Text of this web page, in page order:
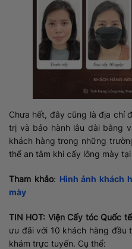
Chưa hết, đây cũng là địa chỉ
trị và bảo hành lâu dài bằng
khách hàng trong những
thể an tâm khi cấy lông mày
Tham khảo: Hình ảnh khách
mày
TIN HOT: Viện Cấy tóc Quốc tế
ưu đãi với 10 khách hàng đầu
khám trực tuyến. Cụ thể: